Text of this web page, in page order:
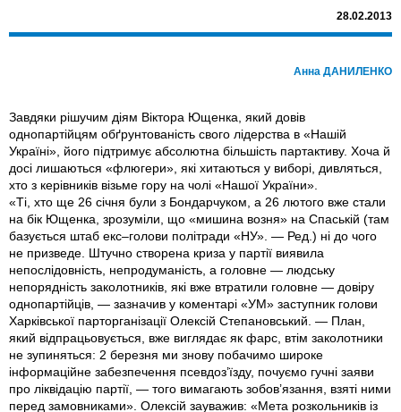
28.02.2013
Анна ДАНИЛЕНКО
Завдяки рішучим діям Віктора Ющенка, який довів
однопартійцям обґрунтованість свого лідерства в «Нашій
Україні», його підтримує абсолютна бiльшiсть партактиву. Хоча й
досі лишаються «флюгери», які хитаються у виборі, дивляться,
хто з керівників візьме гору на чолі «Нашої України».
«Ті, хто ще 26 січня були з Бондарчуком, а 26 лютого вже стали
на бік Ющенка, зрозуміли, що «мишина возня» на Спаській (там
базується штаб екс–голови полiтради «НУ». — Ред.) ні до чого
не призведе. Штучно створена криза у партії виявила
непослідовність, непродуманість, а головне — людську
непорядність заколотників, які вже втратили головне — довіру
однопартійців, — зазначив у коментарі «УМ» заступник голови
Харківської парторганізації Олексій Степановський. — План,
який відпрацьовується, вже виглядає як фарс, втім заколотники
не зупиняться: 2 березня ми знову побачимо широке
інформаційне забезпечення псевдоз’їзду, почуємо гучні заяви
про ліквідацію партії, — того вимагають зобов’язання, взяті ними
перед замовниками». Олексій зауважив: «Мета розкольників iз